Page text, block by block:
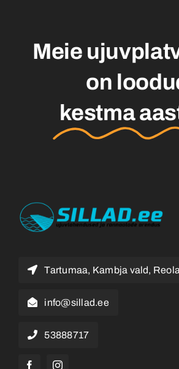
Meie
on
kestma
Tartumaa, Kambja vald,
info@sillad.ee
53888717